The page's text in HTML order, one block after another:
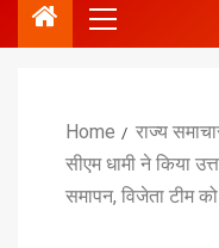
Home राज्य
सीएम धामी ने किया
समापन, विजेता टीम को